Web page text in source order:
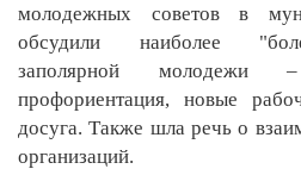
молодежных советов в
обсудили наиболее
заполярной молодежи
профориентация, новые
досуга. Также шла речь о
организаций.